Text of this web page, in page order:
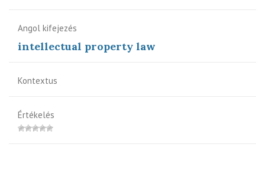
Angol kifejezés
intellectual property law
Kontextus
Értékelés